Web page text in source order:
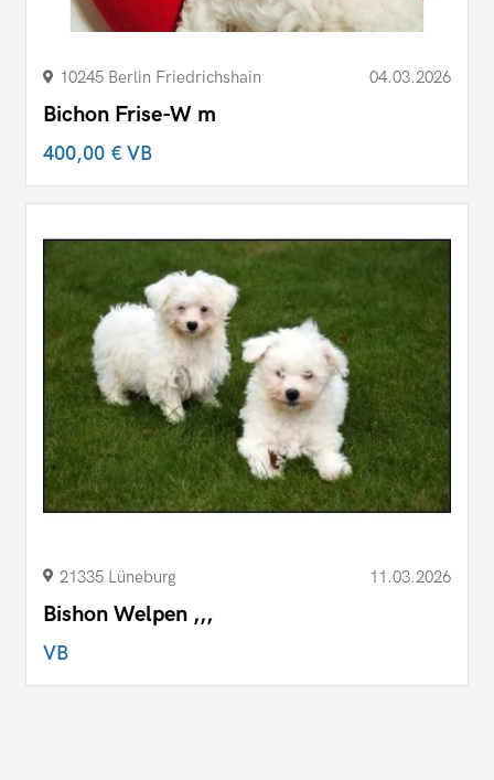
10245 Berlin Friedrichshain 04.03.2026
Bichon Frise-W m
400,00 €VB
21335 Lüneburg 11.03.2026
Bishon Welpen ,,,
VB